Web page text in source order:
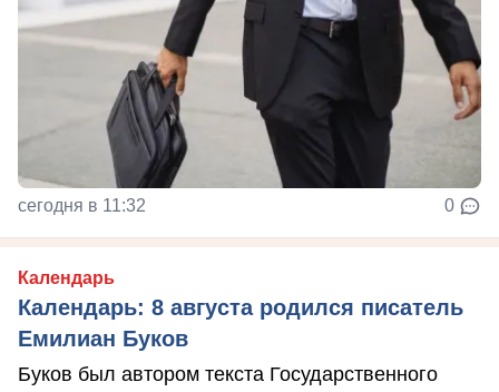
сегодня в 11:32 0
Календарь
Календарь: 8 августа родился писатель
Емилиан Буков
Буков был автором текста Государственного